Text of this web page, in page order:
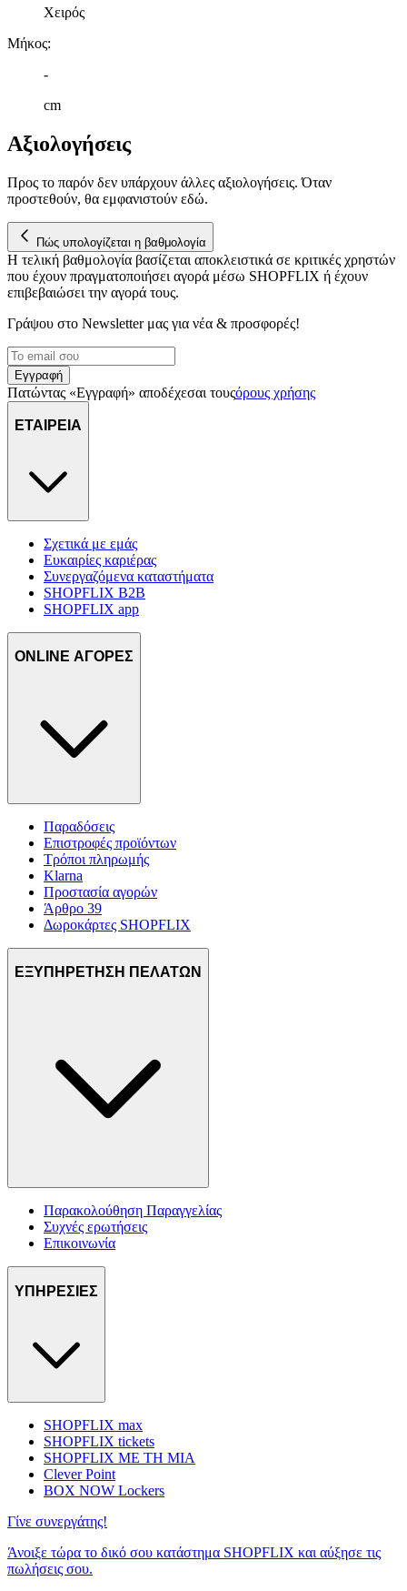
Χειρός
Μήκος:
-
cm
Αξιολογήσεις
Προς το παρόν δεν υπάρχουν άλλες αξιολογήσεις. Όταν
προστεθούν, θα εμφανιστούν εδώ.
Πώς υπολογίζεται η βαθμολογία
Η τελική βαθμολογία βασίζεται αποκλειστικά σε κριτικές χρηστών
που έχουν πραγματοποιήσει αγορά μέσω SHOPFLIX ή έχουν
επιβεβαιώσει την αγορά τους.
Γράψου στο Νewsletter μας για νέα & προσφορές!
Εγγραφή
Πατώντας «Εγγραφή» αποδέχεσαι τουςόρους χρήσης
ΕΤΑΙΡΕΙΑ
Σχετικά με εμάς
Ευκαιρίες καριέρας
Συνεργαζόμενα καταστήματα
SHOPFLIX B2B
SHOPFLIX app
ONLINE ΑΓΟΡΕΣ
Παραδόσεις
Επιστροφές προϊόντων
Τρόποι πληρωμής
Klarna
Προστασία αγορών
Άρθρο 39
Δωροκάρτες SHOPFLIX
ΕΞΥΠΗΡΕΤΗΣΗ ΠΕΛΑΤΩΝ
Παρακολούθηση Παραγγελίας
Συχνές ερωτήσεις
Επικοινωνία
ΥΠΗΡΕΣΙΕΣ
SHOPFLIX max
SHOPFLIX tickets
SHOPFLIX ΜΕ ΤΗ ΜΙΑ
Clever Point
BOX NOW Lockers
Γίνε συνεργάτης!
Άνοιξε τώρα το δικό σου κατάστημα SHOPFLIX και αύξησε τις
πωλήσεις σου.